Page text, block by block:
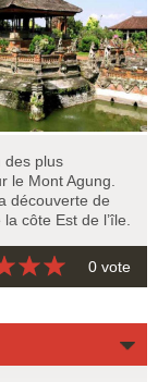
des plus
le Mont Agung.
découverte de
côte Est de l’île.
0 vote